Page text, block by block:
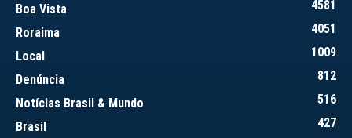
Boa Vista
4581
Roraima
4051
Local
1009
Denúncia
812
Notícias Brasil & Mundo
516
Brasil
427